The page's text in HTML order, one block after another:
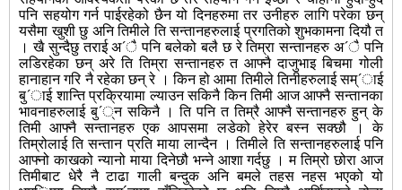
पनि सहयोग गर्न पाईरहेको छैन यो दिनहरुमा तर उनीहरु लागि परेका छन्
यसैमा खुशी छु अनि तिमीले ति सन्तानहरुलाई प्रगतिको शुभकामना दियौ त
। खै सुन्दैछु तराई अ´ै पनि बलेको बलै छ रे तिम्रा सन्तानहरु अ´ै पनि
लडिरहेका छन् अरे ति तिम्रा सन्तानहरु त आफ्नै दाजुभाइ बिचमा गोली
हानाहान गरि नै रहेका छन् रे । किन हो आमा तिमीले तिनीहरुलाई सम्´ाई
बु´ाई शान्ति प्रकि्रयामा ल्याउन सकिनै किन तिमी आज आफ्नै सन्तानका
भावनाहरुलाई बु´्न सकिनै । ति पनि त तिम्रै आफ्नै सन्तानहरु हुन् के
तिमी आफ्नै सन्तानहरु एक आपसमा लडेको हेरेर बस्न सक्छौ । के
तिम्रोलाई ति सन्तान प्रति माया लान्दैन । तिमीले ति सन्तानहरुलाई पनि
आफ्नो काखको न्यानो माया दिनेछौ भन्ने आशा गर्दछु । म तिम्रो छोरा आज
तिमीबाट धेरै नै टाढा गाली बन्दुक अनि बमले तहस नहस भएको यो